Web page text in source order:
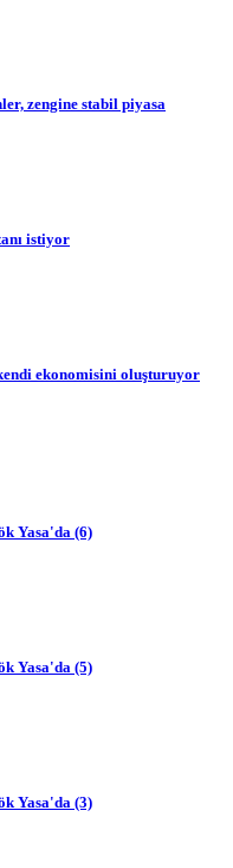
zengine stabil piyasa
istiyor
ekonomisini oluşturuyor
Yasa'da (6)
Yasa'da (5)
Yasa'da (3)